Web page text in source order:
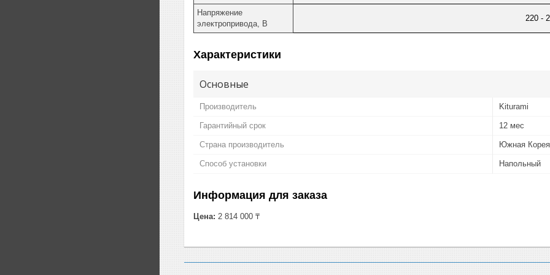
Напряжение
электропривода, В
220 -
Характеристики
Основные
Производитель Kiturami
Гарантийный срок 12 мес
Страна производитель Южная Корея
Способ установки Напольный
Информация для заказа
Цена: 2 814 000 ₸